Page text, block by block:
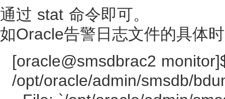
通过 stat 命令即可。
如Oracle告警日志文件的具体
[oracle@smsdbrac2
/opt/oracle/admin/smsdb/